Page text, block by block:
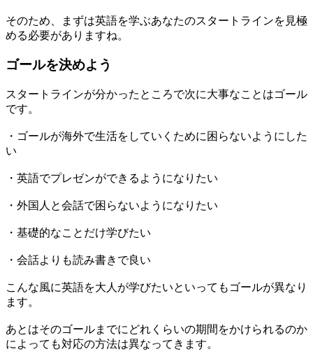
そのため、まずは英語を学ぶあなたのスタートラインを見極
める必要がありますね。
ゴールを決めよう
スタートラインが分かったところで次に大事なことはゴール
です。
・ゴールが海外で生活をしていくために困らないようにした
い
・英語でプレゼンができるようになりたい
・外国人と会話で困らないようになりたい
・基礎的なことだけ学びたい
・会話よりも読み書きで良い
こんな風に英語を大人が学びたいといってもゴールが異なり
ます。
あとはそのゴールまでにどれくらいの期間をかけられるのか
によっても対応の方法は異なってきます。